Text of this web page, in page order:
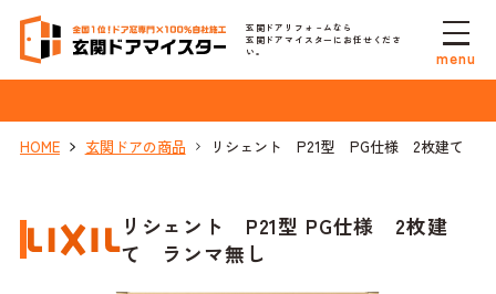
玄関ドアリフォ－ムなら
玄関ドアマイスターにお任せくださ
い。
menu
HOME 玄関ドアの商品 リシェント P21型 PG仕様 2枚建て ラ
リシェント P21型 PG仕様 2枚建
て ランマ無し